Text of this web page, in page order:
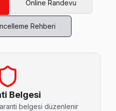
mahallesi için Hitachi TV
TV servis hattımız günlük
Arıza →
Online Randevu
Rehberi
Belgesi
belgesi düzenlenir